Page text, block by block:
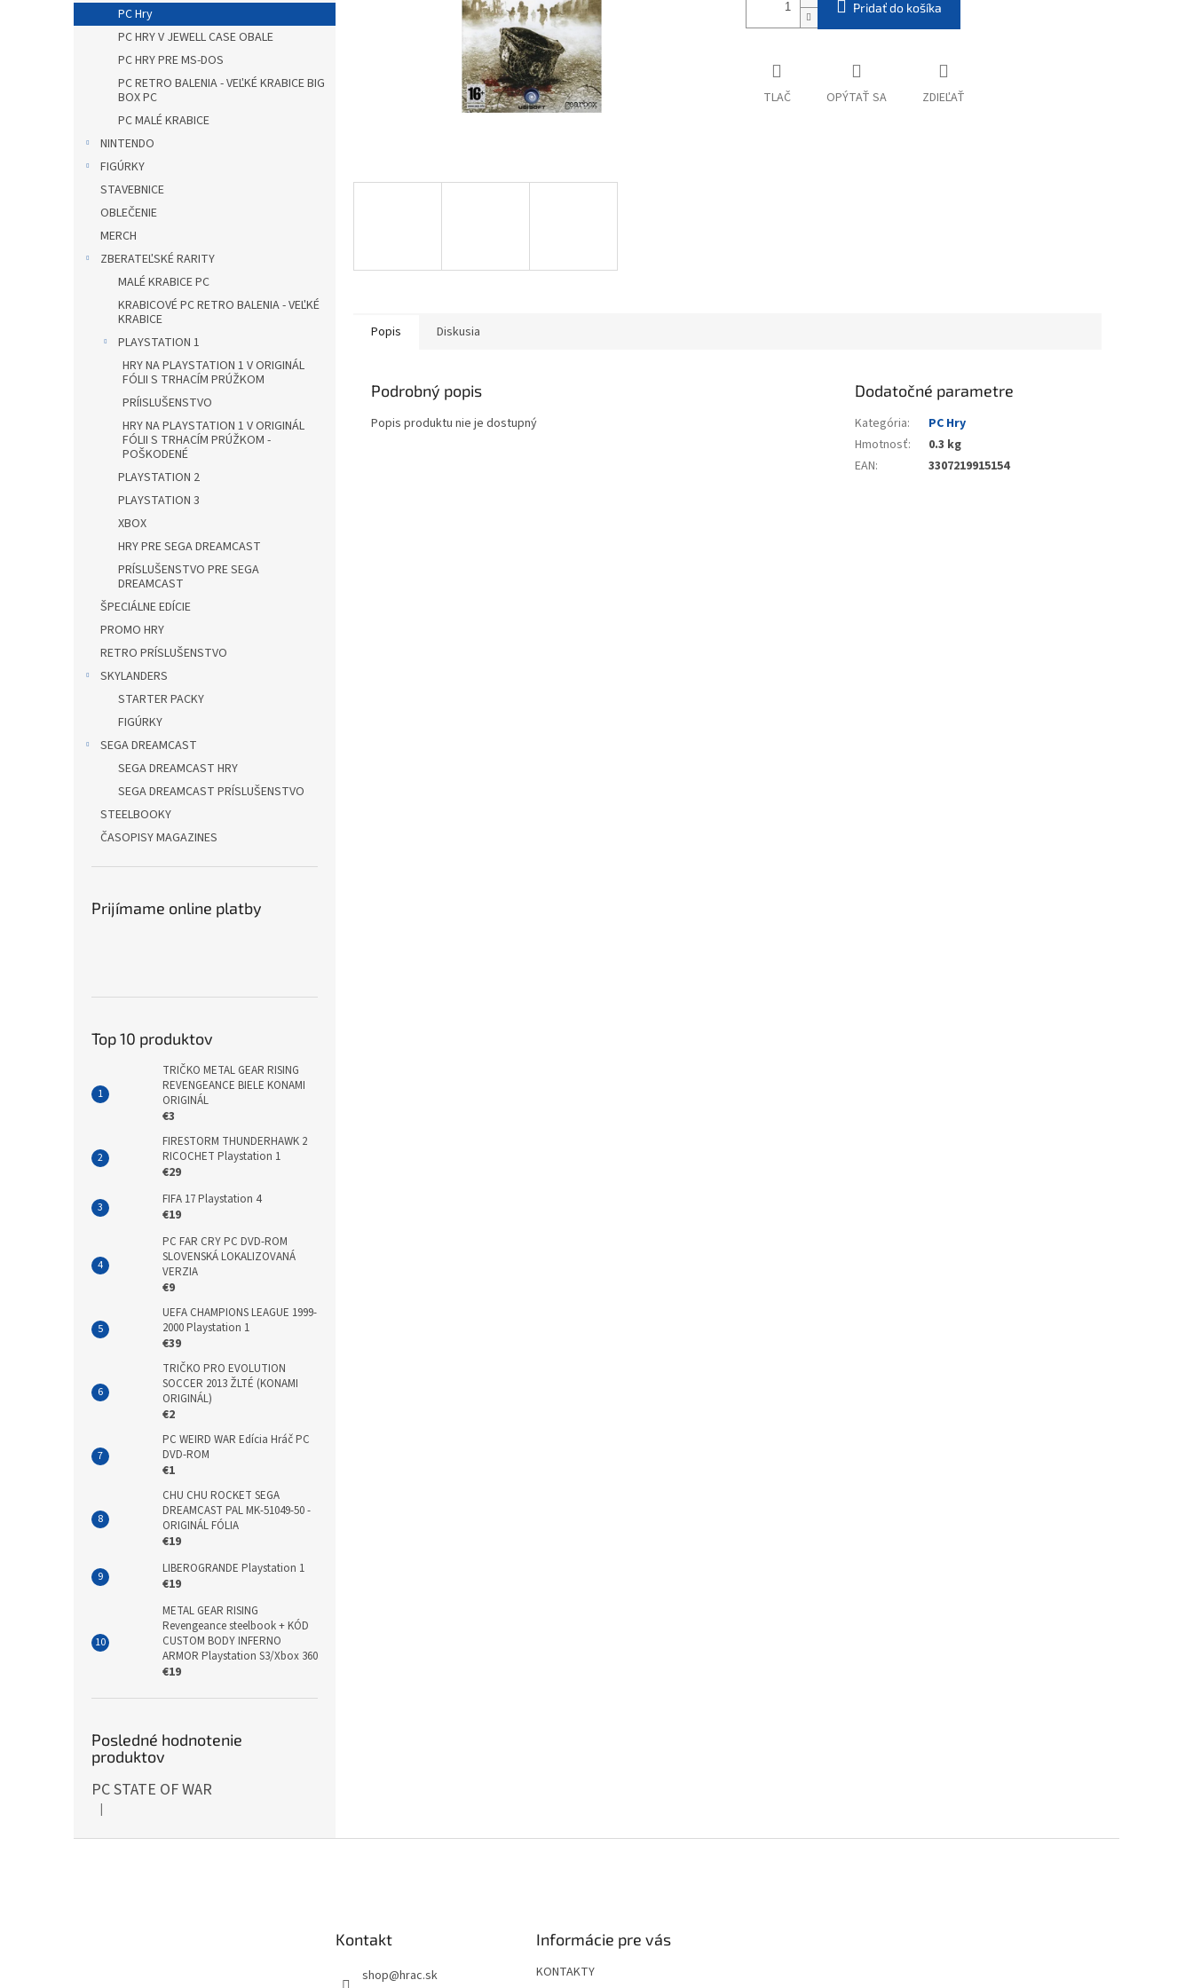
PC Hry
PC HRY V JEWELL CASE OBALE
PC HRY PRE MS-DOS
PC RETRO BALENIA - VEĽKÉ KRABICE BIG
BOX PC
PC MALÉ KRABICE
NINTENDO
FIGÚRKY
STAVEBNICE
OBLEČENIE
MERCH
ZBERATEĽSKÉ RARITY
MALÉ KRABICE PC
KRABICOVÉ PC RETRO BALENIA - VEĽKÉ
KRABICE
PLAYSTATION 1
HRY NA PLAYSTATION 1 V ORIGINÁL
FÓLII S TRHACÍM PRÚŽKOM
PRÍISLUŠENSTVO
HRY NA PLAYSTATION 1 V ORIGINÁL
FÓLII S TRHACÍM PRÚŽKOM -
POŠKODENÉ
PLAYSTATION 2
PLAYSTATION 3
XBOX
HRY PRE SEGA DREAMCAST
PRÍSLUŠENSTVO PRE SEGA
DREAMCAST
ŠPECIÁLNE EDÍCIE
PROMO HRY
RETRO PRÍSLUŠENSTVO
SKYLANDERS
STARTER PACKY
FIGÚRKY
SEGA DREAMCAST
SEGA DREAMCAST HRY
SEGA DREAMCAST PRÍSLUŠENSTVO
STEELBOOKY
ČASOPISY MAGAZINES
Prijímame online platby
Top 10 produktov
TRIČKO METAL GEAR RISING
REVENGEANCE BIELE KONAMI
ORIGINÁL
€3
FIRESTORM THUNDERHAWK 2
RICOCHET Playstation 1
€29
FIFA 17 Playstation 4
€19
PC FAR CRY PC DVD-ROM
SLOVENSKÁ LOKALIZOVANÁ
VERZIA
€9
UEFA CHAMPIONS LEAGUE 1999-
2000 Playstation 1
€39
TRIČKO PRO EVOLUTION
SOCCER 2013 ŽLTÉ (KONAMI
ORIGINÁL)
€2
PC WEIRD WAR Edícia Hráč PC
DVD-ROM
€1
CHU CHU ROCKET SEGA
DREAMCAST PAL MK-51049-50 -
ORIGINÁL FÓLIA
€19
LIBEROGRANDE Playstation 1
€19
METAL GEAR RISING
Revengeance steelbook + KÓD
CUSTOM BODY INFERNO
ARMOR Playstation S3/Xbox 360
€19
Posledné hodnotenie
produktov
PC STATE OF WAR
Hodnotenie produktu je 5 z 5 hviezdičiek.
|
Pridať do košíka
TLAČ OPÝTAŤ SA ZDIEĽAŤ
Popis Diskusia
Podrobný popis
Popis produktu nie je dostupný
Dodatočné parametre
Kategória:
PC Hry
Hmotnosť:
0.3 kg
EAN: 3307219915154
Kontakt
shop@hrac.sk
Informácie pre vás
KONTAKTY